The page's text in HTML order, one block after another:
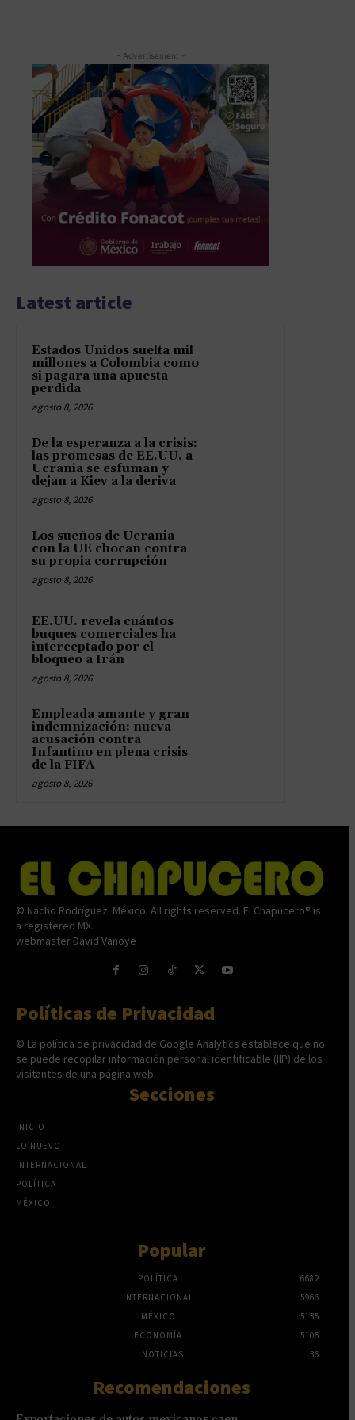
- Advertisement -
Latest article
Estados Unidos suelta mil
millones a Colombia como
si pagara una apuesta
perdida
agosto 8, 2026
De la esperanza a la crisis:
las promesas de EE.UU. a
Ucrania se esfuman y
dejan a Kiev a la deriva
agosto 8, 2026
Los sueños de Ucrania
con la UE chocan contra
su propia corrupción
agosto 8, 2026
EE.UU. revela cuántos
buques comerciales ha
interceptado por el
bloqueo a Irán
agosto 8, 2026
Empleada amante y gran
indemnización: nueva
acusación contra
Infantino en plena crisis
de la FIFA
agosto 8, 2026
© Nacho Rodríguez. México. All rights reserved. El Chapucero® is
a registered MX.
webmaster David Vanoye
Políticas de Privacidad
© La política de privacidad de Google Analytics establece que no
se puede recopilar información personal identificable (IIP) de los
visitantes de una página web.
Secciones
INICIO
LO NUEVO
INTERNACIONAL
POLÍTICA
MÉXICO
Popular
POLÍTICA
6682
INTERNACIONAL
5966
MÉXICO
5135
ECONOMÍA
5106
NOTICIAS
36
Recomendaciones